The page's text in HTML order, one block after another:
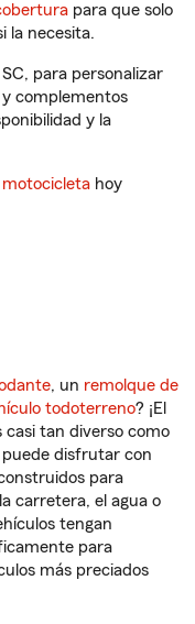
para que solo
la necesita.
para personalizar
complementos
y la
hoy
, un remolque de
todoterreno? ¡El
casi tan diverso como
puede disfrutar con
para
carretera, el agua o
tengan
para
más preciados